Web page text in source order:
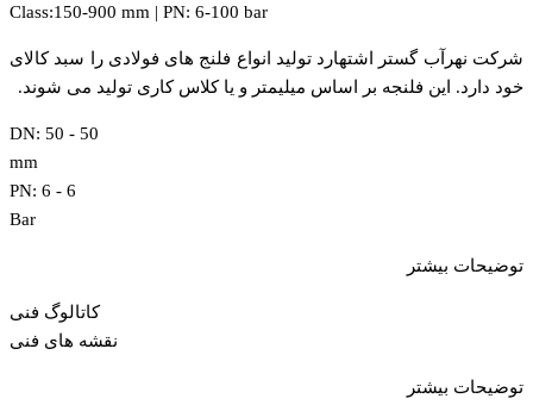
Class:150-900 mm | PN: 6-100 bar
شرکت نهرآب گستر اشتهارد تولید انواع فلنج های فولادی را سبد کالای
خود دارد. این فلنجه بر اساس میلیمتر و یا کلاس کاری تولید می شوند.
DN: 50 - 50
mm
PN: 6 - 6
Bar
توضیحات بیشتر
کاتالوگ فنی
نقشه های فنی
توضیحات بیشتر